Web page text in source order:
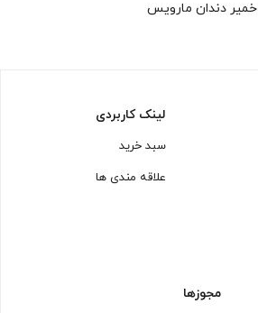
خمیر دندان مارویس
لینک کاربردی
سبد خرید
علاقه مندی ها
مجوزها